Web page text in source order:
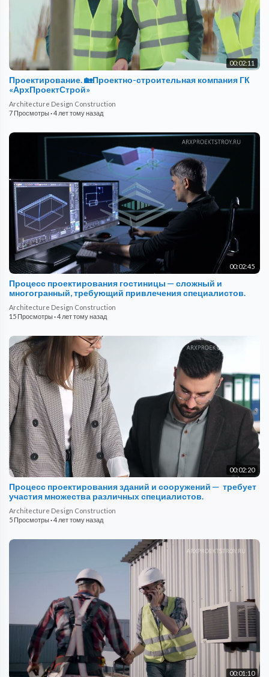
00:02:11
Проектирование. 🏡Проектно-строительная компания ГК
«АрхПроектСтрой»
Architecture Design Construction
7 Просмотры·4 лет тому назад
00:02:45
Процесс проектирования гостиницы — сложный и
многогранный, требующий привлечения специалистов.
Architecture Design Construction
15 Просмотры·4 лет тому назад
00:02:20
Процесс проектирования зданий и сооружений — требует
участия множества различных специалистов.
Architecture Design Construction
5 Просмотры·4 лет тому назад
00:01:10